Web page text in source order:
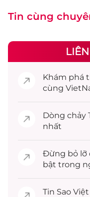
Tin cùng
Khám phá
cùng
Dòng chảy
nhất
Đừng bỏ lỡ
bật trong
Tin Sao Việt